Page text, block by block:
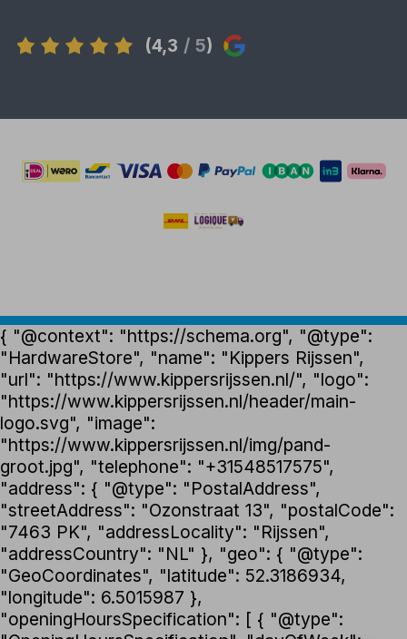
(4,3 / 5)
{ "@context": "https://schema.org", "@type":
"HardwareStore", "name": "Kippers Rijssen",
"url": "https://www.kippersrijssen.nl/", "logo":
"https://www.kippersrijssen.nl/header/main-
logo.svg", "image":
"https://www.kippersrijssen.nl/img/pand-
groot.jpg", "telephone": "+31548517575",
"address": { "@type": "PostalAddress",
"streetAddress": "Ozonstraat 13", "postalCode":
"7463 PK", "addressLocality": "Rijssen",
"addressCountry": "NL" }, "geo": { "@type":
"GeoCoordinates", "latitude": 52.3186934,
"longitude": 6.5015987 },
"openingHoursSpecification": [ { "@type":